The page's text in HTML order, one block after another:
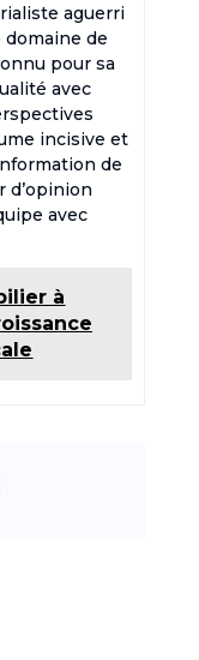
aguerri
de
pour sa
avec
incisive et
de
d’opinion
avec
à